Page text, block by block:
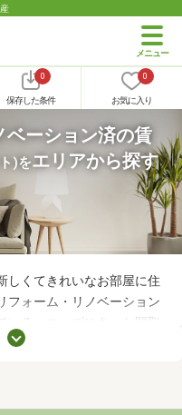
0
保存した条件
0
お気に入り
ベーション済の賃
)をエリアから探す
しくてきれいなお部屋に住
フォーム・リノベーション
いる・ニーズにあった間取
段にアップしていることが
。